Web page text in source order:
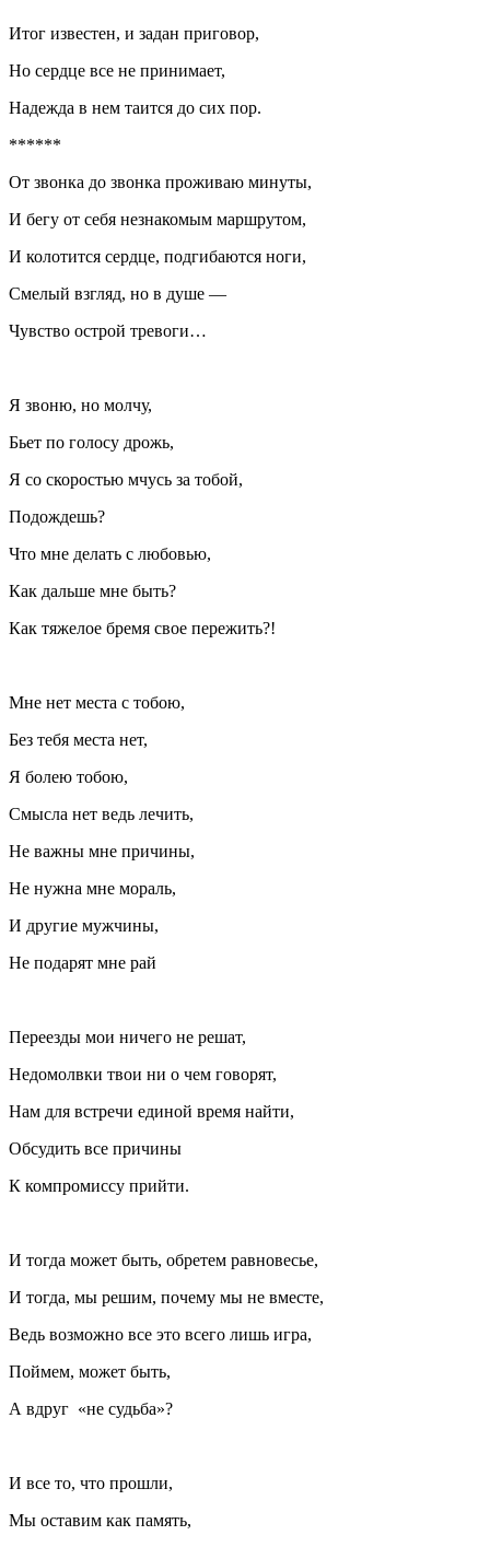
Итог известен, и задан приговор,
Но сердце все не принимает,
Надежда в нем таится до сих пор.
******
От звонка до звонка проживаю минуты,
И бегу от себя незнакомым маршрутом,
И колотится сердце, подгибаются ноги,
Смелый взгляд, но в душе —
Чувство острой тревоги…
Я звоню, но молчу,
Бьет по голосу дрожь,
Я со скоростью мчусь за тобой,
Подождешь?
Что мне делать с любовью,
Как дальше мне быть?
Как тяжелое бремя свое пережить?!
Мне нет места с тобою,
Без тебя места нет,
Я болею тобою,
Смысла нет ведь лечить,
Не важны мне причины,
Не нужна мне мораль,
И другие мужчины,
Не подарят мне рай
Переезды мои ничего не решат,
Недомолвки твои ни о чем говорят,
Нам для встречи единой время найти,
Обсудить все причины
К компромиссу прийти.
И тогда может быть, обретем равновесье,
И тогда, мы решим, почему мы не вместе,
Ведь возможно все это всего лишь игра,
Поймем, может быть,
А вдруг «не судьба»?
И все то, что прошли,
Мы оставим как память,